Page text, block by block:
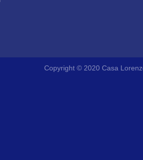
Copyright © 2020 Casa